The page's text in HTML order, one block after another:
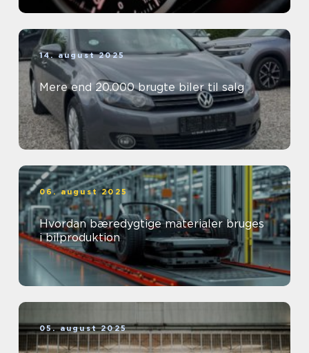
14. august 2025
Mere end 20.000 brugte biler til salg
06. august 2025
Hvordan bæredygtige materialer bruges
i bilproduktion
05. august 2025